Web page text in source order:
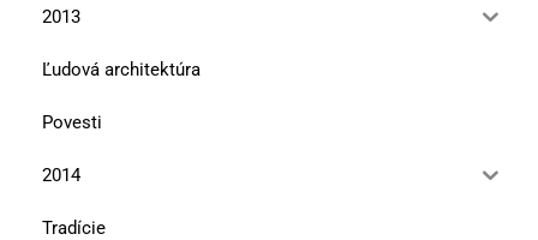
2013
Ľudová architektúra
Povesti
2014
Tradície